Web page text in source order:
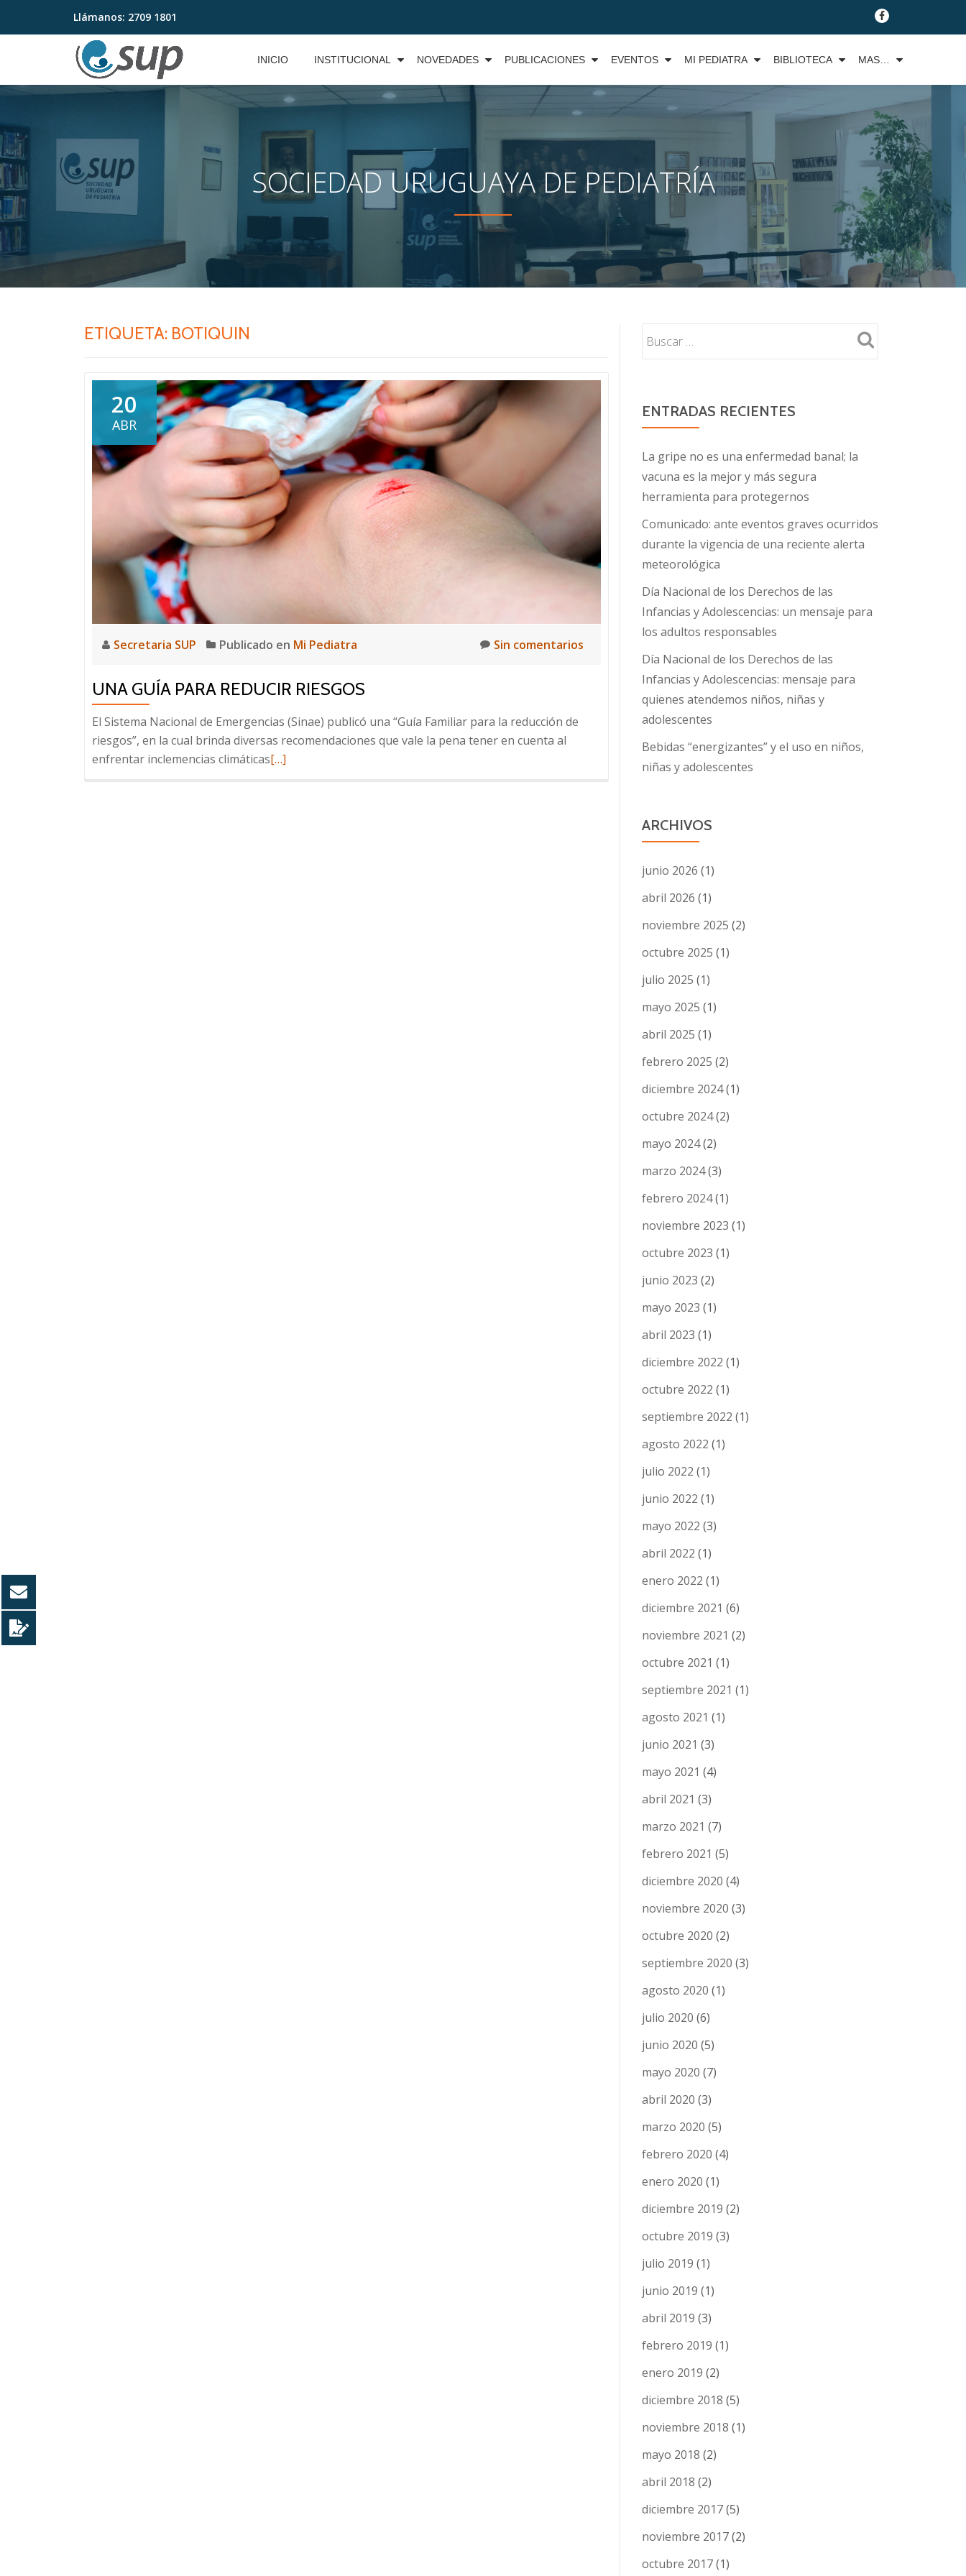
Saltar
Llámanos: 2709 1801
fa-
facebook
INICIO INSTITUCIONAL NOVEDADES PUBLICACIONES EVENTOS MI PEDIATRA BIBLIOTECA MAS…
SOCIEDAD URUGUAYA DE PEDIATRÍA
ETIQUETA: BOTIQUIN
20
ABR
Secretaria SUP Publicado en Mi Pediatra Sin comentarios
UNA GUÍA PARA REDUCIR RIESGOS
El Sistema Nacional de Emergencias (Sinae) publicó una “Guía Familiar para la reducción de
riesgos”, en la cual brinda diversas recomendaciones que vale la pena tener en cuenta al
enfrentar inclemencias climáticasLeer
[…]
ENTRADAS RECIENTES
La gripe no es una enfermedad banal; la
vacuna es la mejor y más segura
herramienta para protegernos
Comunicado: ante eventos graves ocurridos
durante la vigencia de una reciente alerta
meteorológica
Día Nacional de los Derechos de las
Infancias y Adolescencias: un mensaje para
los adultos responsables
Día Nacional de los Derechos de las
Infancias y Adolescencias: mensaje para
quienes atendemos niños, niñas y
adolescentes
Bebidas “energizantes” y el uso en niños,
niñas y adolescentes
ARCHIVOS
junio 2026 (1)
abril 2026 (1)
noviembre 2025 (2)
octubre 2025 (1)
julio 2025 (1)
mayo 2025 (1)
abril 2025 (1)
febrero 2025 (2)
diciembre 2024(1)
octubre 2024(2)
mayo 2024(2)
marzo 2024(3)
febrero 2024(1)
noviembre 2023 (1)
octubre 2023 (1)
junio 2023 (2)
mayo 2023 (1)
abril 2023 (1)
diciembre 2022 (1)
octubre 2022 (1)
septiembre 2022 (1)
agosto 2022 (1)
julio 2022 (1)
junio 2022 (1)
mayo 2022 (3)
abril 2022 (1)
enero 2022 (1)
diciembre 2021 (6)
noviembre 2021 (2)
octubre 2021 (1)
septiembre 2021 (1)
agosto 2021 (1)
junio 2021 (3)
mayo 2021 (4)
abril 2021 (3)
marzo 2021 (7)
febrero 2021 (5)
diciembre 2020 (4)
noviembre 2020 (3)
octubre 2020 (2)
septiembre 2020 (3)
agosto 2020 (1)
julio 2020 (6)
junio 2020 (5)
mayo 2020 (7)
abril 2020 (3)
marzo 2020 (5)
febrero 2020 (4)
enero 2020 (1)
diciembre 2019 (2)
octubre 2019 (3)
julio 2019 (1)
junio 2019 (1)
abril 2019 (3)
febrero 2019 (1)
enero 2019 (2)
diciembre 2018 (5)
noviembre 2018 (1)
mayo 2018 (2)
abril 2018 (2)
diciembre 2017(5)
noviembre 2017(2)
octubre 2017(1)